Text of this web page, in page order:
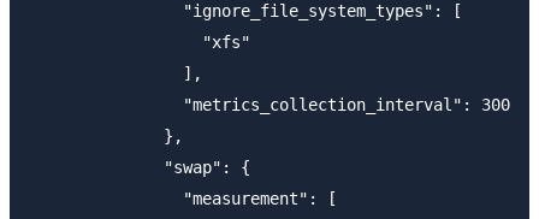
                "ignore_file_system_types": [
                  "xfs"
                ],
                "metrics_collection_interval": 300
              },
              "swap": {
                "measurement": [